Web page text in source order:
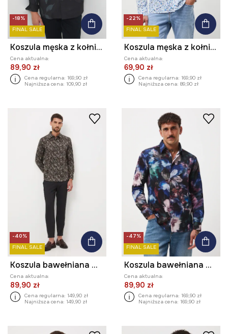
-18%
FINAL SALE
Koszula męska z kołnierzykiem klasycznym wzorzysta
Cena aktualna:
89,90 zł
Cena regularna: 169,90 zł
Najniższa cena: 109,90 zł
-22%
FINAL SALE
Koszula męska z kołnierzykiem klasycznym wzorzysta
Cena aktualna:
69,90 zł
Cena regularna: 169,90 zł
Najniższa cena: 89,90 zł
-40%
FINAL SALE
Koszula bawełniana męska z kołnierzykiem klasycznym z diagonalu
Cena aktualna:
89,90 zł
Cena regularna: 149,90 zł
Najniższa cena: 149,90 zł
-47%
FINAL SALE
Koszula bawełniana męska żakardowa wzorzysta
Cena aktualna:
89,90 zł
Cena regularna: 169,90 zł
Najniższa cena: 169,90 zł